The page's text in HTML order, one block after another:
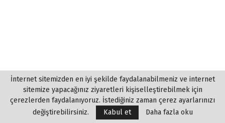
İnternet sitemizden en iyi şekilde faydalanabilmeniz ve internet
sitemize yapacağınız ziyaretleri kişiselleştirebilmek için
çerezlerden faydalanıyoruz. İstediğiniz zaman çerez ayarlarınızı
değiştirebilirsiniz.
Kabul et Daha fazla oku